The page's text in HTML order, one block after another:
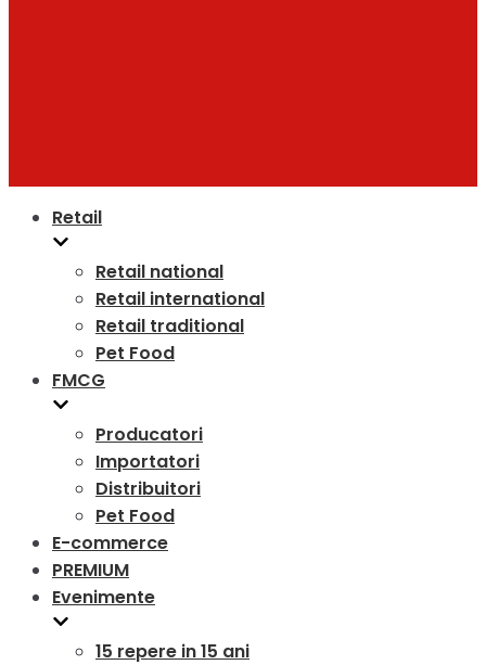
Retail
Retail national
Retail international
Retail traditional
Pet Food
FMCG
Producatori
Importatori
Distribuitori
Pet Food
E-commerce
PREMIUM
Evenimente
15 repere in 15 ani